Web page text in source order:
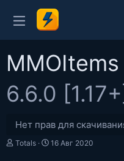
6.6.0
Нет прав для
А
Totals
Д
16 Авг 2020